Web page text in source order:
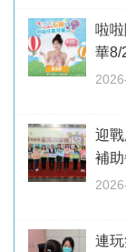
啦
華8/
迎
補
連